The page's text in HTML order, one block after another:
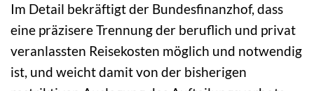
Im Detail bekräftigt der Bundesfinanzhof, dass
eine präzisere Trennung der beruflich und privat
veranlassten Reisekosten möglich und notwendig
ist, und weicht damit von der bisherigen